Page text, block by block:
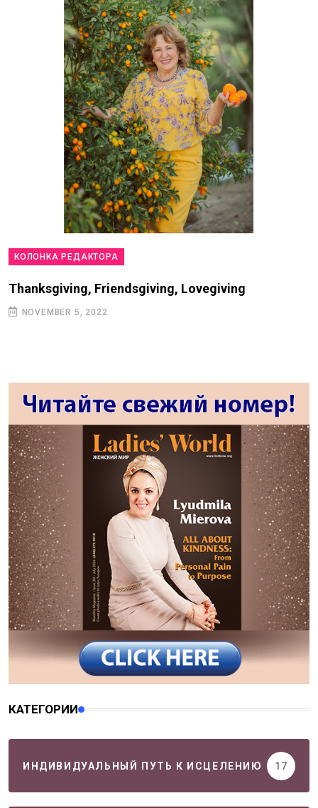
КОЛОНКА РЕДАКТОРА
Thanksgiving, Friendsgiving, Lovegiving
NOVEMBER 5, 2022
КАТЕГОРИИ
ИНДИВИДУАЛЬНЫЙ ПУТЬ К ИСЦЕЛЕНИЮ 17